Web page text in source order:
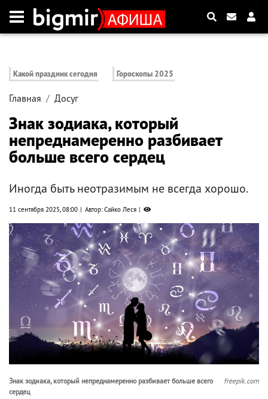
Какой праздник сегодня Гороскопы 2025
Главная Досуг
Знак зодиака, который
непреднамеренно разбивает
больше всего сердец
Иногда быть неотразимым не всегда хорошо.
11 сентября 2025, 08:00 Автор: Сайко Леся
Знак зодиака, который непреднамеренно разбивает больше всего
сердец
freepik.com